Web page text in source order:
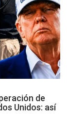
de
Unidos: así